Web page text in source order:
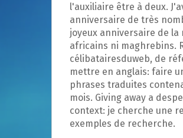
l'auxiliaire être à deux.
anniversaire de très
joyeux anniversaire de
africains ni maghrebins.
célibatairesduweb, de
mettre en anglais: faire
phrases traduites
mois. Giving away a
context: je cherche une
exemples de recherche.